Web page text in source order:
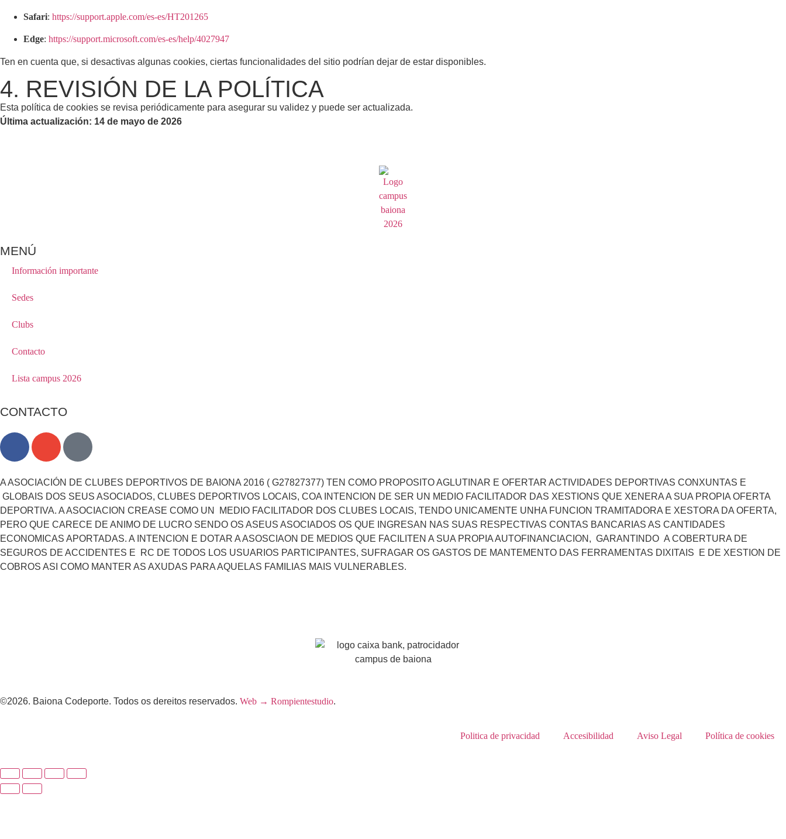
Safari: https://support.apple.com/es-es/HT201265
Edge: https://support.microsoft.com/es-es/help/4027947
Ten en cuenta que, si desactivas algunas cookies, ciertas funcionalidades del sitio podrían dejar de estar disponibles.
4. REVISIÓN DE LA POLÍTICA
Esta política de cookies se revisa periódicamente para asegurar su validez y puede ser actualizada.
Última actualización: 14 de mayo de 2026
MENÚ
Información importante
Sedes
Clubs
Contacto
Lista campus 2026
CONTACTO
A ASOCIACIÓN DE CLUBES DEPORTIVOS DE BAIONA 2016 ( G27827377) TEN COMO PROPOSITO AGLUTINAR E OFERTAR ACTIVIDADES DEPORTIVAS CONXUNTAS E
GLOBAIS DOS SEUS ASOCIADOS, CLUBES DEPORTIVOS LOCAIS, COA INTENCION DE SER UN MEDIO FACILITADOR DAS XESTIONS QUE XENERA A SUA PROPIA OFERTA
DEPORTIVA. A ASOCIACION CREASE COMO UN MEDIO FACILITADOR DOS CLUBES LOCAIS, TENDO UNICAMENTE UNHA FUNCION TRAMITADORA E XESTORA DA OFERTA,
PERO QUE CARECE DE ANIMO DE LUCRO SENDO OS ASEUS ASOCIADOS OS QUE INGRESAN NAS SUAS RESPECTIVAS CONTAS BANCARIAS AS CANTIDADES
ECONOMICAS APORTADAS. A INTENCION E DOTAR A ASOSCIAON DE MEDIOS QUE FACILITEN A SUA PROPIA AUTOFINANCIACION, GARANTINDO A COBERTURA DE
SEGUROS DE ACCIDENTES E RC DE TODOS LOS USUARIOS PARTICIPANTES, SUFRAGAR OS GASTOS DE MANTEMENTO DAS FERRAMENTAS DIXITAIS E DE XESTION DE
COBROS ASI COMO MANTER AS AXUDAS PARA AQUELAS FAMILIAS MAIS VULNERABLES.
©2026. Baiona Codeporte. Todos os dereitos reservados. Web → Rompientestudio.
Politica de privacidad Accesibilidad Aviso Legal Política de cookies